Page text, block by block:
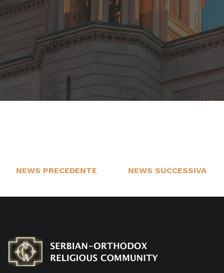
NEWS PRECEDENTE NEWS SUCCESSIVA